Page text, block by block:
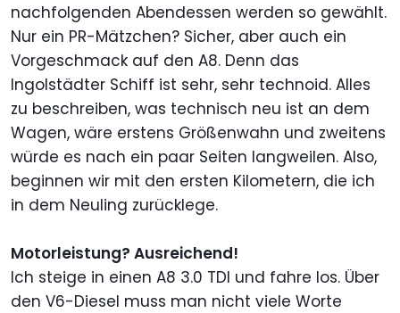
nachfolgenden Abendessen werden so gewählt.
Nur ein PR-Mätzchen? Sicher, aber auch ein
Vorgeschmack auf den A8. Denn das
Ingolstädter Schiff ist sehr, sehr technoid. Alles
zu beschreiben, was technisch neu ist an dem
Wagen, wäre erstens Größenwahn und zweitens
würde es nach ein paar Seiten langweilen. Also,
beginnen wir mit den ersten Kilometern, die ich
in dem Neuling zurücklege.
Motorleistung? Ausreichend!
Ich steige in einen A8 3.0 TDI und fahre los. Über
den V6-Diesel muss man nicht viele Worte